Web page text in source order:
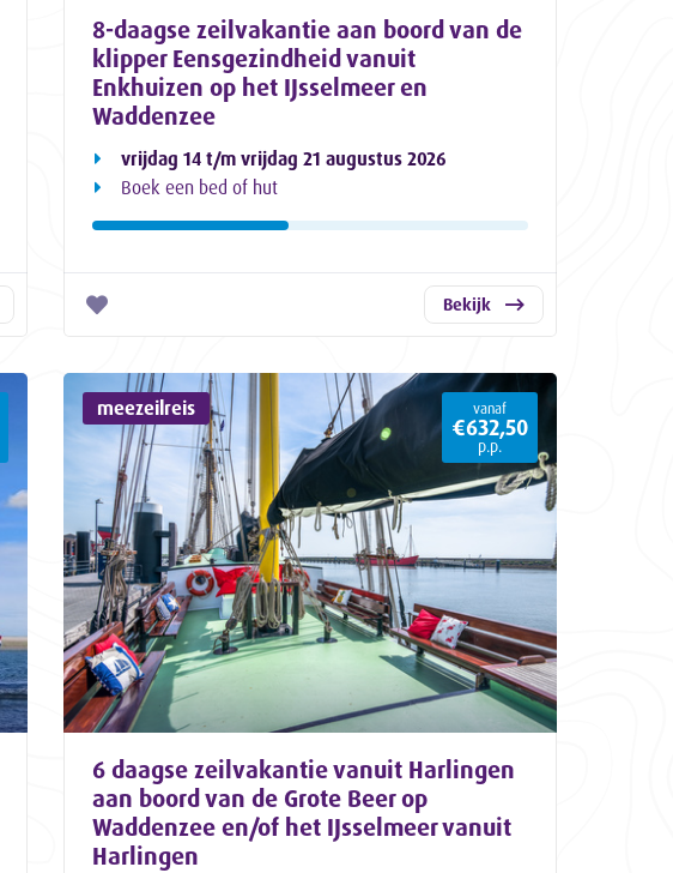
8-daagse zeilvakantie aan boord van de
klipper Eensgezindheid vanuit
Enkhuizen op het IJsselmeer en
Waddenzee
vrijdag 14 t/m vrijdag 21 augustus 2026
Boek een bed of hut
Bekijk
meezeilreis vanaf
€632,50
p.p.
6 daagse zeilvakantie vanuit Harlingen
aan boord van de Grote Beer op
Waddenzee en/of het IJsselmeer vanuit
Harlingen